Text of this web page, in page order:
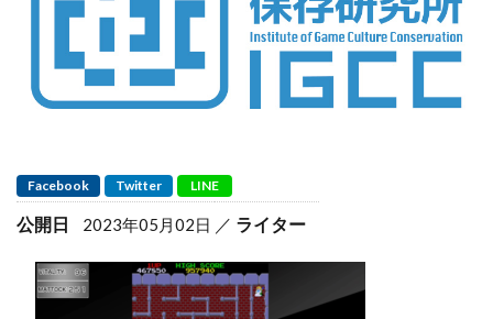
Facebook Twitter LINE
公開日 2023年05月02日 ライター